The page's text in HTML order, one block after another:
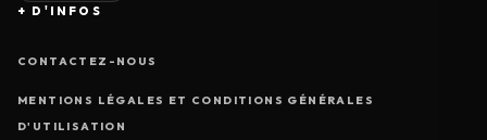
+ D'INFOS
CONTACTEZ-NOUS
MENTIONS LÉGALES ET CONDITIONS GÉNÉRALES
D'UTILISATION